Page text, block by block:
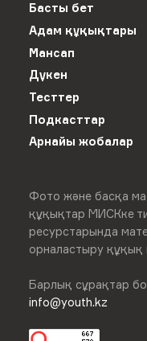
Басты бет
Адам құқықтары
Мансап
Дүкен
Тесттер
Подкасттар
Арнайы жобалар
Фото және басқа
құқықтар МИСКке
ресурстарында
орналастыру құқық
Барлық сұрақтар
info@youth.kz